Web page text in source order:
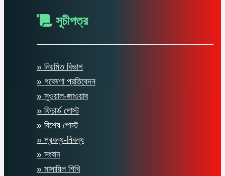
সূচীপত্র
» নিয়মিত বিভাগ
» গবেষণা প্রতিবেদন
» সুওয়াল-জাওয়াব
» ফিচার্ড পোস্ট
» বিশেষ পোস্ট
» প্রবন্ধ-নিবন্ধ
» সংবাদ
» মাসায়িল শিখি